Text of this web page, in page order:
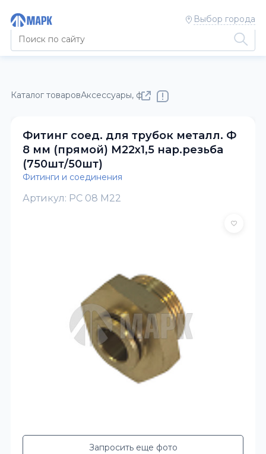
Выбор города
Каталог товаровАксессуары, фонари, фитинги, метизы
Фитинг соед. для трубок металл. Ф
8 мм (прямой) М22х1,5 нар.резьба
(750шт/50шт)
Фитинги и соединения
Артикул: PC 08 M22
Запросить еще фото